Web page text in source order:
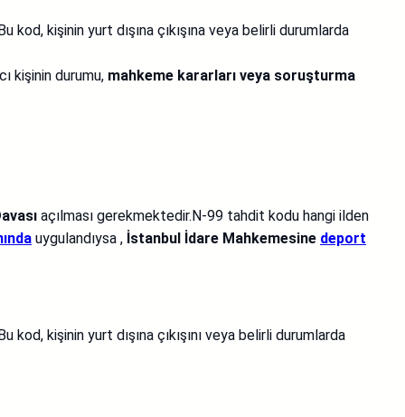
kod, kişinin yurt dışına çıkışına veya belirli durumlarda
kişinin durumu, mahkeme kararları veya soruşturma
açılması gerekmektedir.N-99 tahdit kodu hangi ilden
uygulandıysa , İstanbul İdare Mahkemesine deport
kişinin yurt dışına çıkışını veya belirli durumlarda